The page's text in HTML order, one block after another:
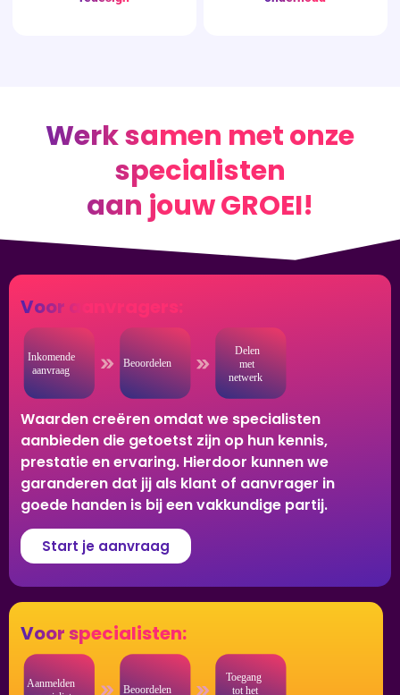
Werk samen met onze
specialisten
aan jouw GROEI!
Voor aanvragers:
Waarden creëren omdat we specialisten
aanbieden die getoetst zijn op hun kennis,
prestatie en ervaring. Hierdoor kunnen we
garanderen dat jij als klant of aanvrager in
goede handen is bij een vakkundige partij.
Start je aanvraag
Voor specialisten: